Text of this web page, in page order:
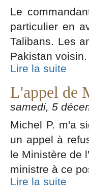
Le
particulier en
Talibans. Les
Pakistan
Lire la suite
L'appel de
samedi, 5
Michel P. m'a
un appel à
le Ministère de
ministre à ce
Lire la suite